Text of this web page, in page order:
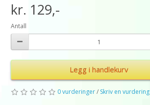
kr. 129,-
Antall
Legg i handlekurv
0 vurderinger/ Skriv en vurdering